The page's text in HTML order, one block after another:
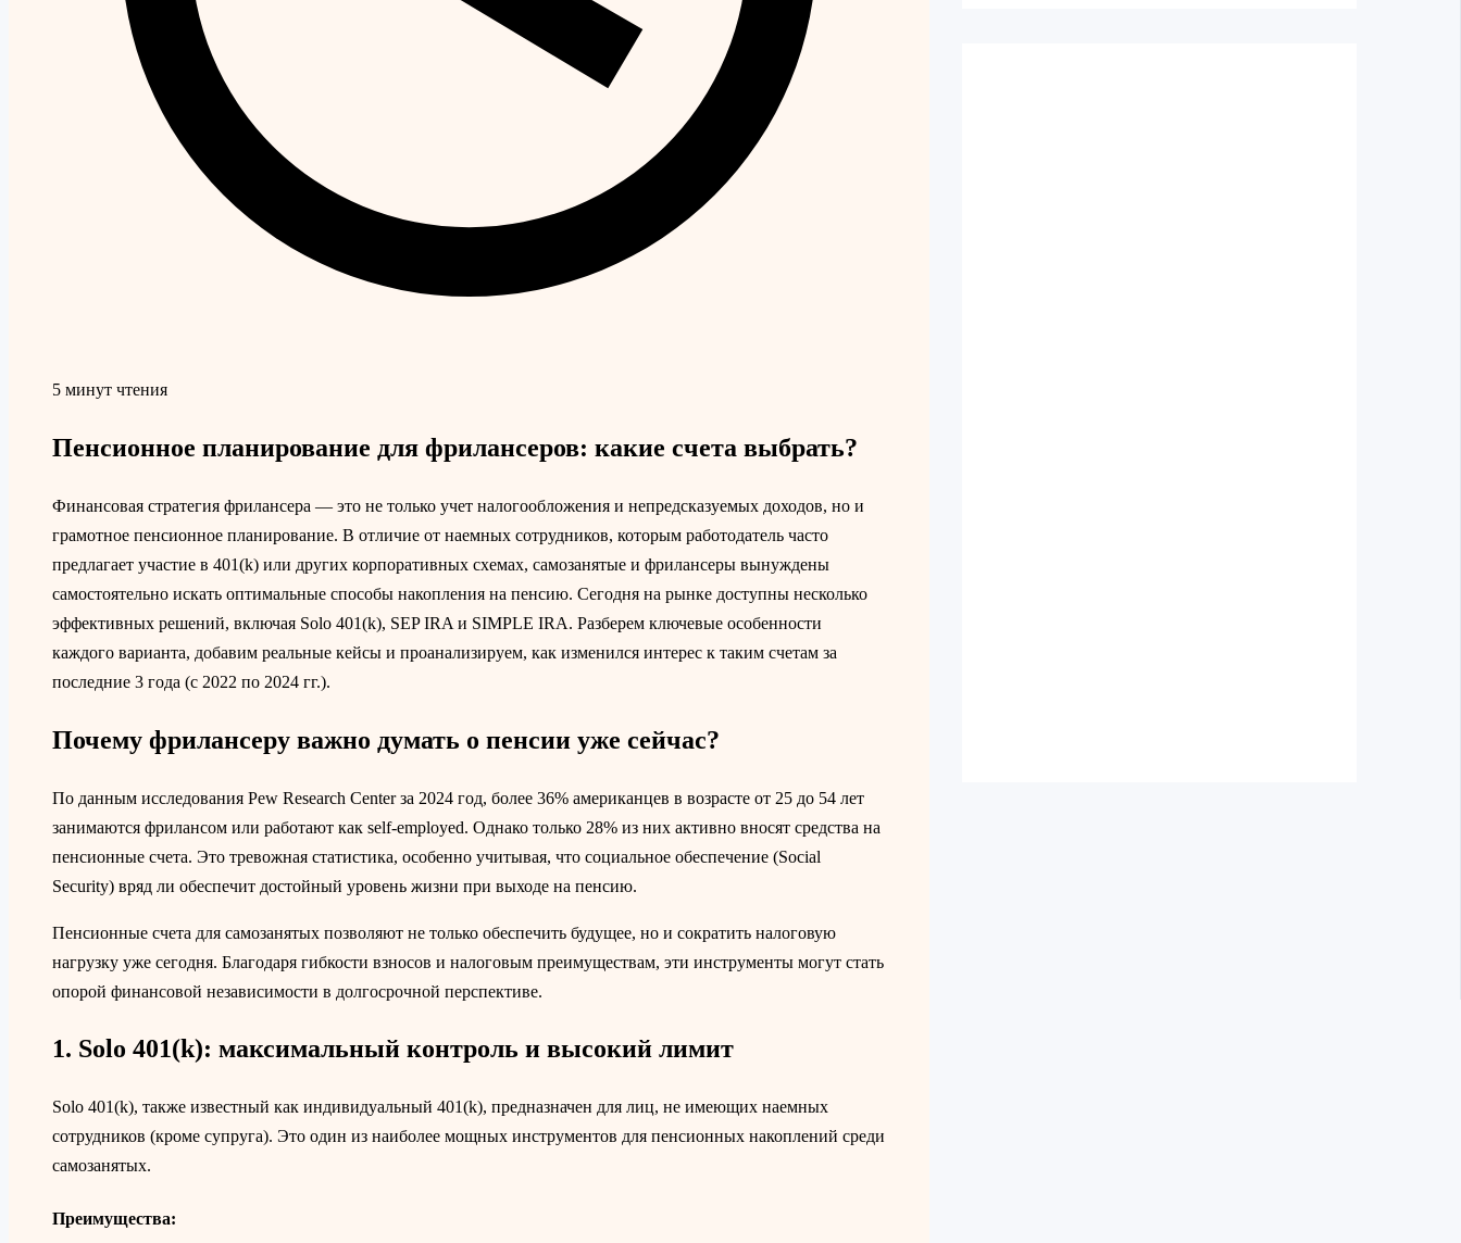
5 минут чтения
Пенсионное планирование для фрилансеров: какие счета выбрать?
Финансовая стратегия фрилансера — это не только учет налогообложения и непредсказуемых доходов, но и
грамотное пенсионное планирование. В отличие от наемных сотрудников, которым работодатель часто
предлагает участие в 401(k) или других корпоративных схемах, самозанятые и фрилансеры вынуждены
самостоятельно искать оптимальные способы накопления на пенсию. Сегодня на рынке доступны несколько
эффективных решений, включая Solo 401(k), SEP IRA и SIMPLE IRA. Разберем ключевые особенности
каждого варианта, добавим реальные кейсы и проанализируем, как изменился интерес к таким счетам за
последние 3 года (с 2022 по 2024 гг.).
Почему фрилансеру важно думать о пенсии уже сейчас?
По данным исследования Pew Research Center за 2024 год, более 36% американцев в возрасте от 25 до 54 лет
занимаются фрилансом или работают как self-employed. Однако только 28% из них активно вносят средства на
пенсионные счета. Это тревожная статистика, особенно учитывая, что социальное обеспечение (Social
Security) вряд ли обеспечит достойный уровень жизни при выходе на пенсию.
Пенсионные счета для самозанятых позволяют не только обеспечить будущее, но и сократить налоговую
нагрузку уже сегодня. Благодаря гибкости взносов и налоговым преимуществам, эти инструменты могут стать
опорой финансовой независимости в долгосрочной перспективе.
1. Solo 401(k): максимальный контроль и высокий лимит
Solo 401(k), также известный как индивидуальный 401(k), предназначен для лиц, не имеющих наемных
сотрудников (кроме супруга). Это один из наиболее мощных инструментов для пенсионных накоплений среди
самозанятых.
Преимущества: